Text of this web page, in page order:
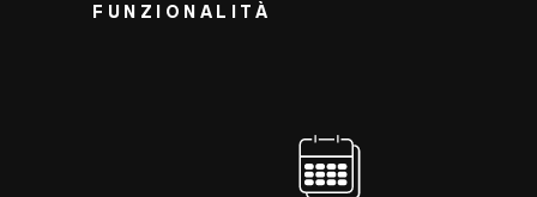
FUNZIONALITÀ